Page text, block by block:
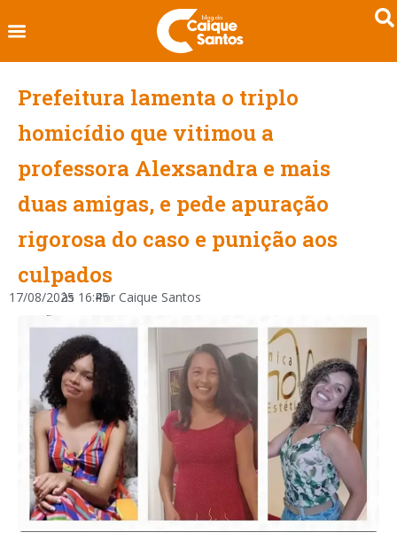
Prefeitura lamenta o triplo
homicídio que vitimou a
professora Alexsandra e mais
duas amigas, e pede apuração
rigorosa do caso e punição aos
culpados
17/08/2025
às 16:45
Por Caique Santos